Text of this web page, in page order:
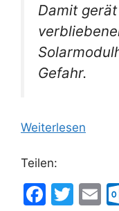
Damit
Gefahr.
Weiterlesen
Teilen:
F
T
E